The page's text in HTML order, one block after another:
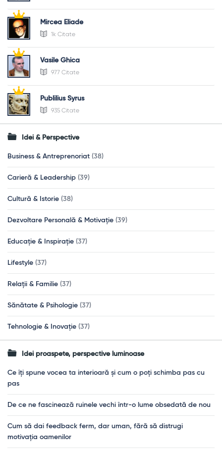
Mircea Eliade
1k Citate
Vasile Ghica
977 Citate
Publilius Syrus
935 Citate
Idei & Perspective
Business & Antreprenoriat (38)
Carieră & Leadership (39)
Cultură & Istorie (38)
Dezvoltare Personală & Motivație (39)
Educație & Inspirație (37)
Lifestyle (37)
Relații & Familie (37)
Sănătate & Psihologie (37)
Tehnologie & Inovație (37)
Idei proaspete, perspective luminoase
Ce îți spune vocea ta interioară și cum o poți schimba pas cu
pas
De ce ne fascinează ruinele vechi într-o lume obsedată de nou
Cum să dai feedback ferm, dar uman, fără să distrugi
motivația oamenilor